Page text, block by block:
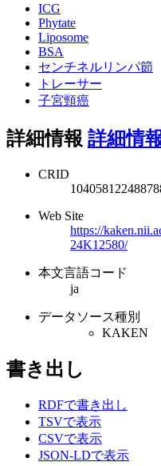
ICG
Phytate
Liposome
BSA
センチネルリンパ節
トレーサー
子宮頸癌
詳細情報 詳細情
CRID
Web Site
https://
24K12580/
本文言語コード
ja
データソース種別
KAKEN
書き出し
RDFで書き出し
TSVで表示
CSVで表示
JSON-LDで表示